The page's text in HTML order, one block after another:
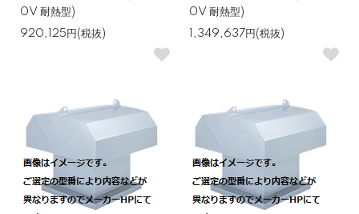
0V 耐熱型)
920,125円(税抜)
0V 耐熱型)
1,349,637円(税抜)